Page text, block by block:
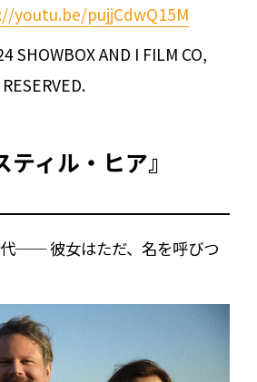
youtu.be/pujjCdwQ15M
SHOWBOX AND I FILM CO,
ティル・ヒア』
── 彼女はただ、名を呼びつ